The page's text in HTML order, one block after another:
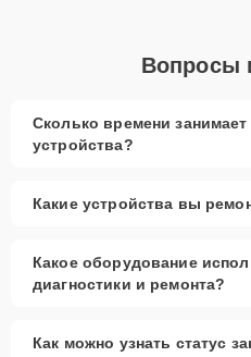
Вопросы
Сколько времени занимает
устройства?
Какие устройства вы
Какое оборудование
диагностики и ремонта?
Как можно узнать статус